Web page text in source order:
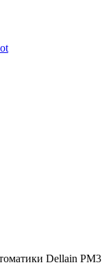
Dellain PM3